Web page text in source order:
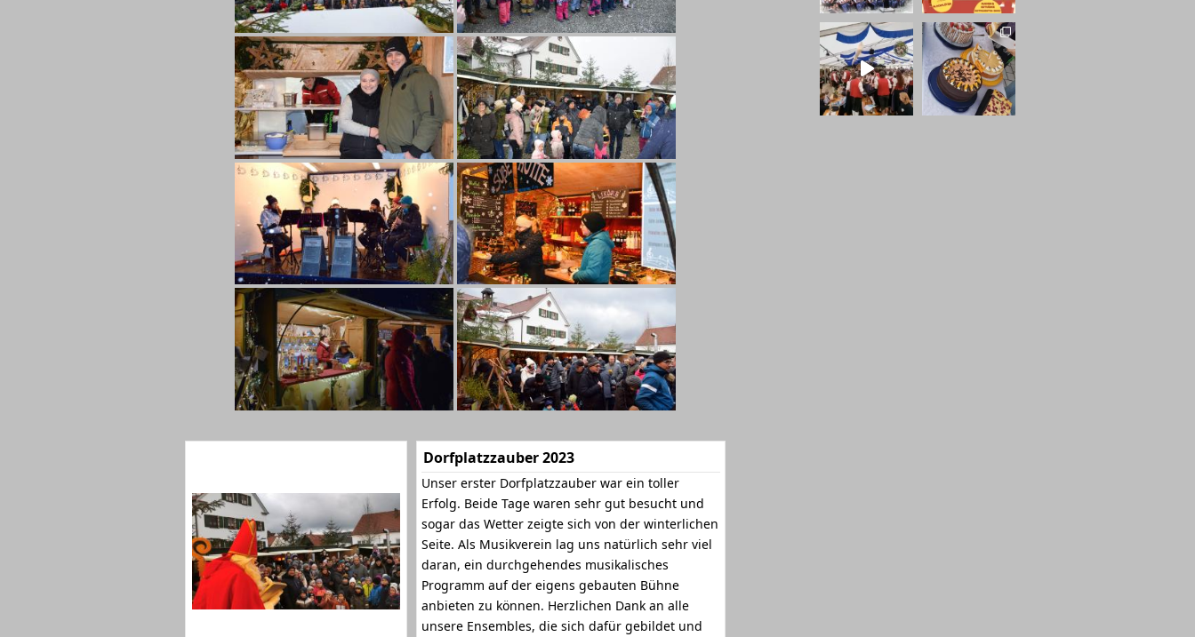
Dorfplatzzauber 2023
Unser erster Dorfplatzzauber war ein toller
Erfolg. Beide Tage waren sehr gut besucht und
sogar das Wetter zeigte sich von der winterlichen
Seite. Als Musikverein lag uns natürlich sehr viel
daran, ein durchgehendes musikalisches
Programm auf der eigens gebauten Bühne
anbieten zu können. Herzlichen Dank an alle
unsere Ensembles, die sich dafür gebildet und